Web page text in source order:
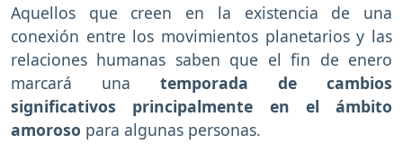
Aquellos que creen en la existencia de una
conexión entre los movimientos planetarios y las
relaciones humanas saben que el fin de enero
marcará una temporada de cambios
significativos principalmente en el ámbito
amoroso para algunas personas.